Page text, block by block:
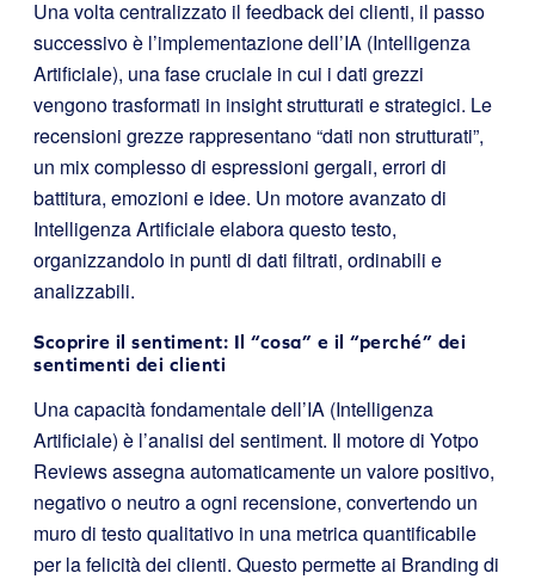
Una volta centralizzato il feedback dei clienti, il passo
successivo è l’implementazione dell’IA (Intelligenza
Artificiale), una fase cruciale in cui i dati grezzi
vengono trasformati in insight strutturati e strategici. Le
recensioni grezze rappresentano “dati non strutturati”,
un mix complesso di espressioni gergali, errori di
battitura, emozioni e idee. Un motore avanzato di
Intelligenza Artificiale elabora questo testo,
organizzandolo in punti di dati filtrati, ordinabili e
analizzabili.
Scoprire il sentiment: Il “cosa” e il “perché” dei
sentimenti dei clienti
Una capacità fondamentale dell’IA (Intelligenza
Artificiale) è l’analisi del sentiment. Il motore di Yotpo
Reviews assegna automaticamente un valore positivo,
negativo o neutro a ogni recensione, convertendo un
muro di testo qualitativo in una metrica quantificabile
per la felicità dei clienti. Questo permette ai Branding di